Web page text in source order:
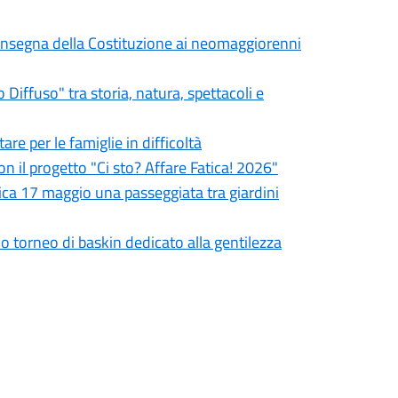
della Costituzione ai neomaggiorenni
Diffuso" tra storia, natura, spettacoli e
per le famiglie in difficoltà
il progetto "Ci sto? Affare Fatica! 2026"
17 maggio una passeggiata tra giardini
torneo di baskin dedicato alla gentilezza